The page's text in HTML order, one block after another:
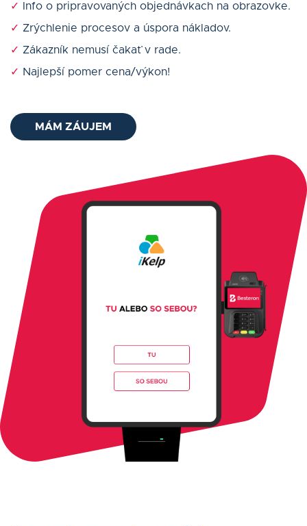
✓
Info o pripravovaných objednávkach na obrazovke.
✓ Zrýchlenie procesov a úspora nákladov.
✓ Zákazník nemusí čakať v rade.
✓ Najlepší pomer cena/výkon!
MÁM ZÁUJEM